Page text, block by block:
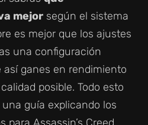
mejor según el sistema
es mejor que los ajustes
una configuración
así ganes en rendimiento
posible. Todo esto
guía explicando los
para Assassin’s Creed